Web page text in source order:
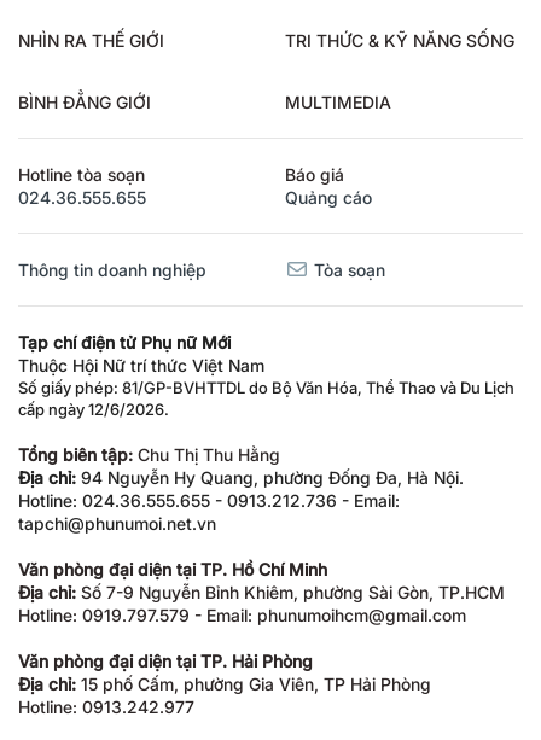
NHÌN RA THẾ GIỚI TRI THỨC & KỸ NĂNG SỐNG
BÌNH ĐẲNG GIỚI MULTIMEDIA
Hotline tòa soạn
024.36.555.655
Báo giá
Quảng cáo
Thông tin doanh nghiệp Tòa soạn
Tạp chí điện tử Phụ nữ Mới
Thuộc Hội Nữ trí thức Việt Nam
Số giấy phép: 81/GP-BVHTTDL do Bộ Văn Hóa, Thể Thao và Du Lịch
cấp ngày 12/6/2026.
Tổng biên tập: Chu Thị Thu Hằng
Địa chỉ: 94 Nguyễn Hy Quang, phường Đống Đa, Hà Nội.
Hotline: 024.36.555.655 - 0913.212.736 - Email:
tapchi@phunumoi.net.vn
Văn phòng đại diện tại TP. Hồ Chí Minh
Địa chỉ: Số 7-9 Nguyễn Bỉnh Khiêm, phường Sài Gòn, TP.HCM
Hotline: 0919.797.579 - Email: phunumoihcm@gmail.com
Văn phòng đại diện tại TP. Hải Phòng
Địa chỉ: 15 phố Cấm, phường Gia Viên, TP Hải Phòng
Hotline: 0913.242.977